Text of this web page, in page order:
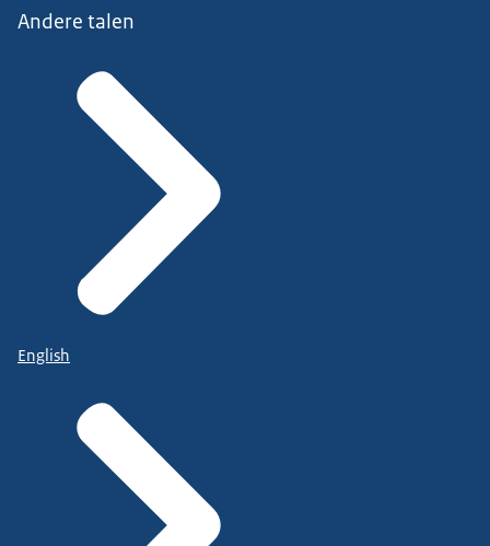
Andere talen
English